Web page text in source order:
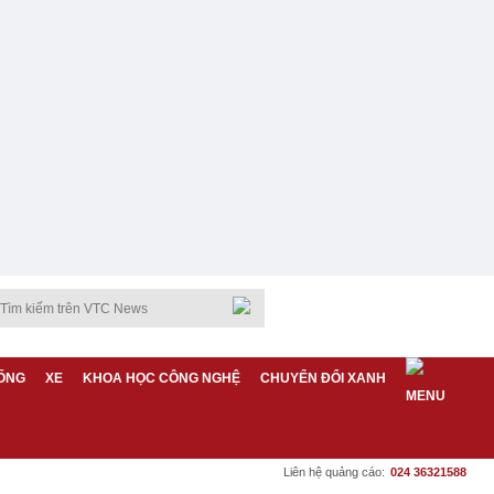
XE KHOA HỌC CÔNG NGHỆ CHUYỂN ĐỔI XANH
Liên hệ quảng cáo: 024 36321588